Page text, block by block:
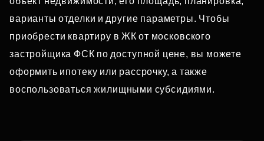
варианты отделки и другие параметры. Чтобы
приобрести квартиру в ЖК от московского
застройщика ФСК по доступной цене, вы можете
оформить ипотеку или рассрочку, а также
воспользоваться жилищными субсидиями.